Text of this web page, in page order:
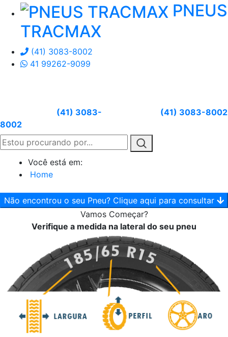
PNEUS
TRACMAX
(41) 3083-8002
41 99262-9099
(41) 3083-
8002
(41) 3083-8002
Você está em:
Home
Não encontrou o seu Pneu? Clique aqui para consultar
Vamos Começar?
Verifique a medida na lateral do seu pneu